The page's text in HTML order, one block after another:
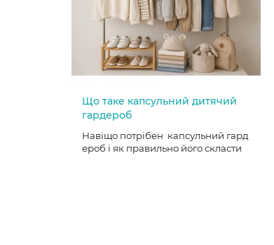
Що таке капсульний дитячий
гардероб
Навіщо потрібен капсульний гард
ероб і як правильно його скласти